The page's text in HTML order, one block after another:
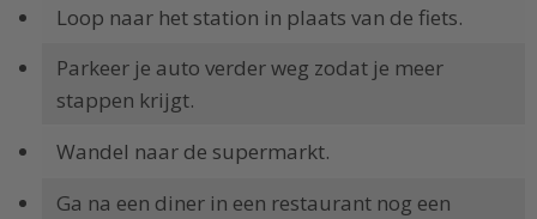
Loop naar het station in plaats van de fiets.
Parkeer je auto verder weg zodat je meer
stappen krijgt.
Wandel naar de supermarkt.
Ga na een diner in een restaurant nog een